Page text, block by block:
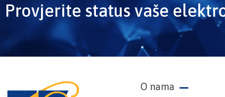
Provjerite status vaše
O nama